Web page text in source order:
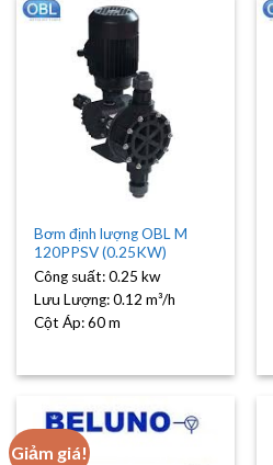
Bơm định lượng OBL M
120PPSV (0.25KW)
Công suất:0.25 kw
Lưu Lượng:0.12 m³/h
Cột Áp:60 m
Giảm giá!